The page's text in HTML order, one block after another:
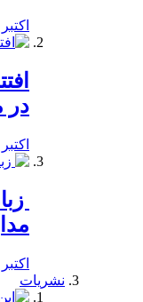
اکتبر 22, 2019
در
اکتبر 22, 2019
اکتبر 21, 2019
نشریات